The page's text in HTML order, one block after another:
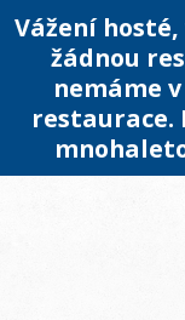
Vážení
žádnou
nemáme
restaurace.